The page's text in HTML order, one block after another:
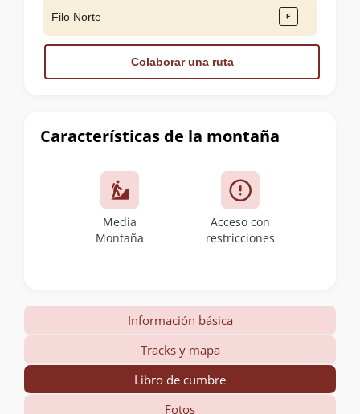
Características de la montaña
Media
Montaña
Acceso con
restricciones
Filo Norte
Colaborar una ruta
Información básica
Tracks y mapa
Libro de cumbre
Fotos